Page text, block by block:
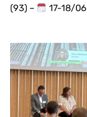
(93) –
17-18/06